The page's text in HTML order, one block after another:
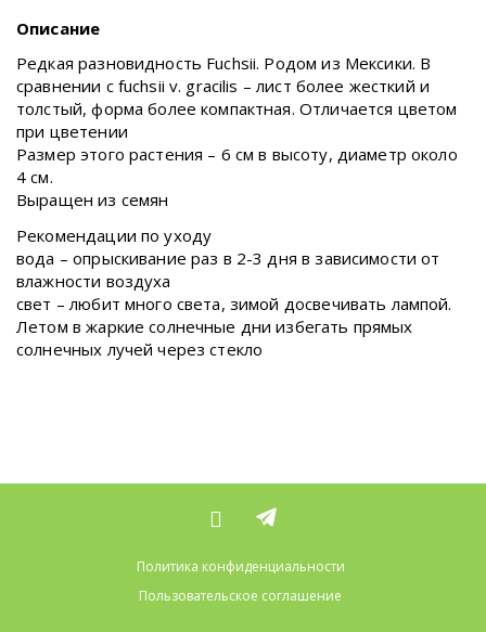
Описание
Редкая разновидность Fuchsii. Родом из Мексики. В
сравнении с fuchsii v. gracilis – лист более жесткий и
толстый, форма более компактная. Отличается цветом
при цветении
Размер этого растения – 6 см в высоту, диаметр около
4 см.
Выращен из семян
Рекомендации по уходу
вода – опрыскивание раз в 2-3 дня в зависимости от
влажности воздуха
свет – любит много света, зимой досвечивать лампой.
Летом в жаркие солнечные дни избегать прямых
солнечных лучей через стекло
Политика конфиденциальности
Пользовательское соглашение